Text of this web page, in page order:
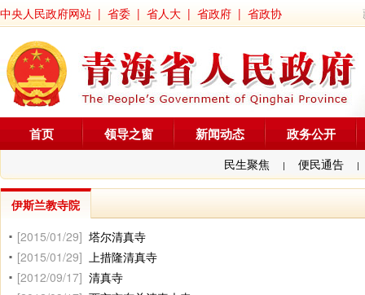
中央人民政府网站 | 省委 | 省人大 | 省政府 | 省政协
首页 领导之窗 新闻动态 政务公开
民生聚焦 | 便民通告 |
伊斯兰教寺院
[2015/01/29] 塔尔清真寺
[2015/01/29] 上措隆清真寺
[2012/09/17] 清真寺